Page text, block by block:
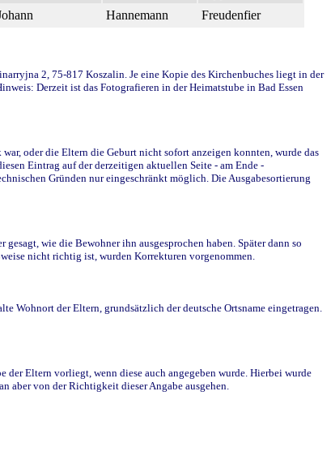
Hannemann Freudenfier
2, 75-817 Koszalin. Je eine Kopie des Kirchenbuches liegt in der
Derzeit ist das Fotografieren in der Heimatstube in Bad Essen
oder die Eltern die Geburt nicht sofort anzeigen konnten, wurde das
Eintrag auf der derzeitigen aktuellen Seite - am Ende -
Gründen nur eingeschränkt möglich. Die Ausgabesortierung
wie die Bewohner ihn ausgesprochen haben. Später dann so
nicht richtig ist, wurden Korrekturen vorgenommen.
Wohnort der Eltern, grundsätzlich der deutsche Ortsname eingetragen.
der Eltern vorliegt, wenn diese auch angegeben wurde. Hierbei wurde
aber von der Richtigkeit dieser Angabe ausgehen.